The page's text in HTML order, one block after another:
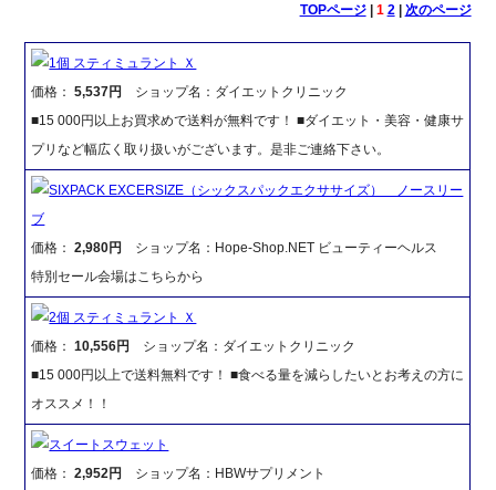
TOPページ| 1 2| 次のページ
1個 スティミュラント Ｘ
価格：5,537円
ショップ名：ダイエットクリニック
■15 000円以上お買求めで送料が無料です！ ■ダイエット・美容・健康サ
プリなど幅広く取り扱いがございます。是非ご連絡下さい。
SIXPACK EXCERSIZE（シックスパックエクササイズ） ノースリー
ブ
価格：2,980円
ショップ名：Hope-Shop.NET ビューティーヘルス
特別セール会場はこちらから
2個 スティミュラント Ｘ
価格：10,556円
ショップ名：ダイエットクリニック
■15 000円以上で送料無料です！ ■食べる量を減らしたいとお考えの方に
オススメ！！
スイートスウェット
価格：2,952円
ショップ名：HBWサプリメント